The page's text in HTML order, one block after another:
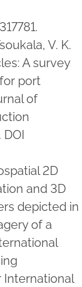
V. K.
A survey
port
of
2D
and 3D
depicted in
of a
International